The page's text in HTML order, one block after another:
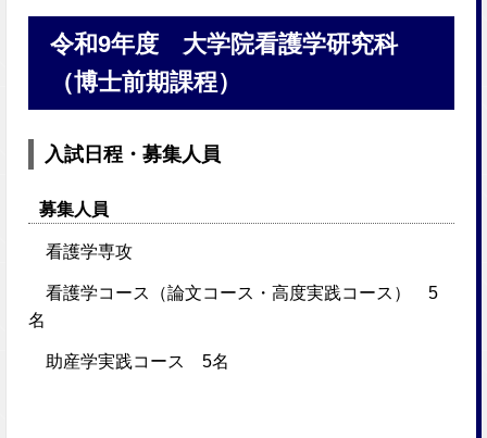
令和9年度 大学院看護学研究科
（博士前期課程）
入試日程・募集人員
募集人員
看護学専攻
看護学コース（論文コース・高度実践コース） 5
名
助産学実践コース 5名